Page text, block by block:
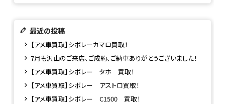
最近の投稿
【アメ車買取】シボレーカマロ買取！
7月も沢山のご来店、ご成約、ご納車ありがとうございました！
【アメ車買取】シボレー タホ 買取！
【アメ車買取】シボレー アストロ買取！
【アメ車買取】シボレー C1500 買取！